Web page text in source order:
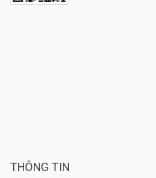
THÔNG TIN